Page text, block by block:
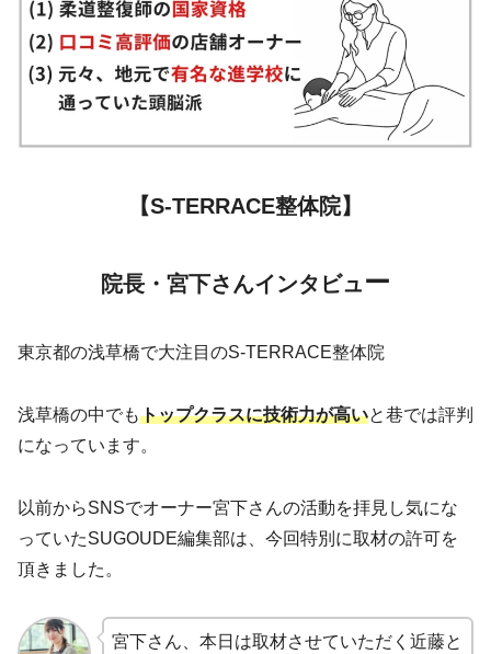
【S-TERRACE整体院】
院長・宮下さんインタビュー
東京都の浅草橋で大注目のS-TERRACE整体院
浅草橋の中でもトップクラスに技術力が高いと巷では評判
になっています。
以前からSNSでオーナー宮下さんの活動を拝見し気にな
っていたSUGOUDE編集部は、今回特別に取材の許可を
頂きました。
宮下さん、本日は取材させていただく近藤と